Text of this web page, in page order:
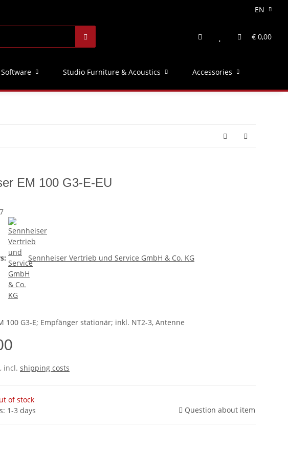
EN
€ 0,00
Software Studio Furniture & Acoustics Accessories
EM 100 G3-E-EU
Sennheiser Vertrieb und Service GmbH & Co. KG
100 G3-E; Empfänger stationär; inkl. NT2-3, Antenne
incl. shipping costs
of stock
1-3 days
Question about item